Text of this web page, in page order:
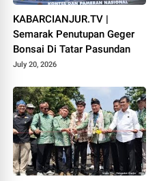
KABARCIANJUR.TV |
Semarak Penutupan Geger
Bonsai Di Tatar Pasundan
July 20, 2026